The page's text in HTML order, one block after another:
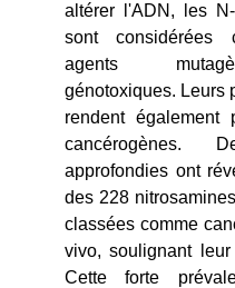
altérer l'ADN, les
sont considérées
agents
génotoxiques. Leurs
rendent également
cancérogènes.
approfondies ont
des 228
classées comme
vivo, soulignant leur
Cette forte